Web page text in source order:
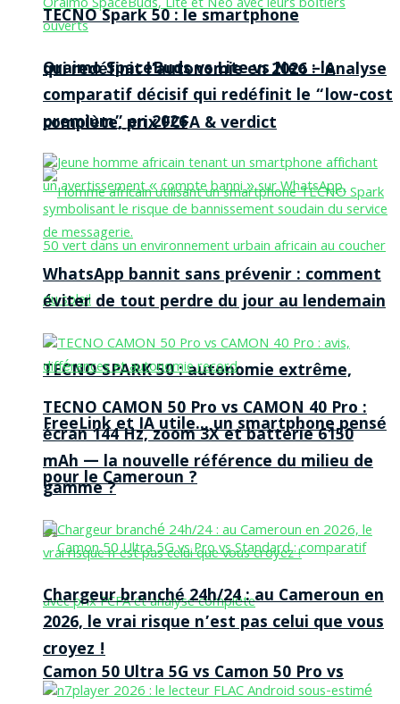
TECNO Spark 50 : le smartphone
qui redéfinit l’autonomie en 2026 – Analyse
complète, prix FCFA & verdict
TECNO SPARK 50 : autonomie extrême,
FreeLink et IA utile… un smartphone pensé
pour le Cameroun ?
Camon 50 Ultra 5G vs Camon 50 Pro vs
Oraimo SpaceBuds vs Lite vs Neo : le
comparatif décisif qui redéfinit le “low-cost
premium” en 2026
WhatsApp bannit sans prévenir : comment
éviter de tout perdre du jour au lendemain
TECNO CAMON 50 Pro vs CAMON 40 Pro :
écran 144 Hz, zoom 3X et batterie 6150
mAh — la nouvelle référence du milieu de
gamme ?
Chargeur branché 24h/24 : au Cameroun en
2026, le vrai risque n’est pas celui que vous
croyez !